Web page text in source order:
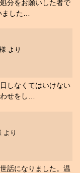
分をお願いした者で
した…
より
しなくてはいけない
わせをし…
より
話になりました。温